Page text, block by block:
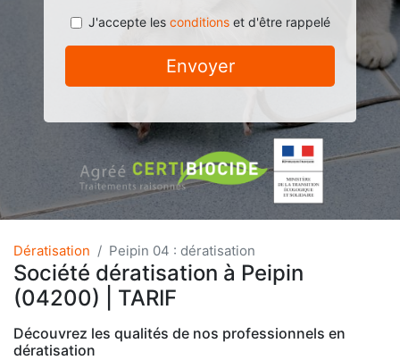
J'accepte les conditionset d'être rappelé
Envoyer
Dératisation Peipin 04 : dératisation
Société dératisation à Peipin
(04200) | TARIF
Découvrez les qualités de nos professionnels en
dératisation